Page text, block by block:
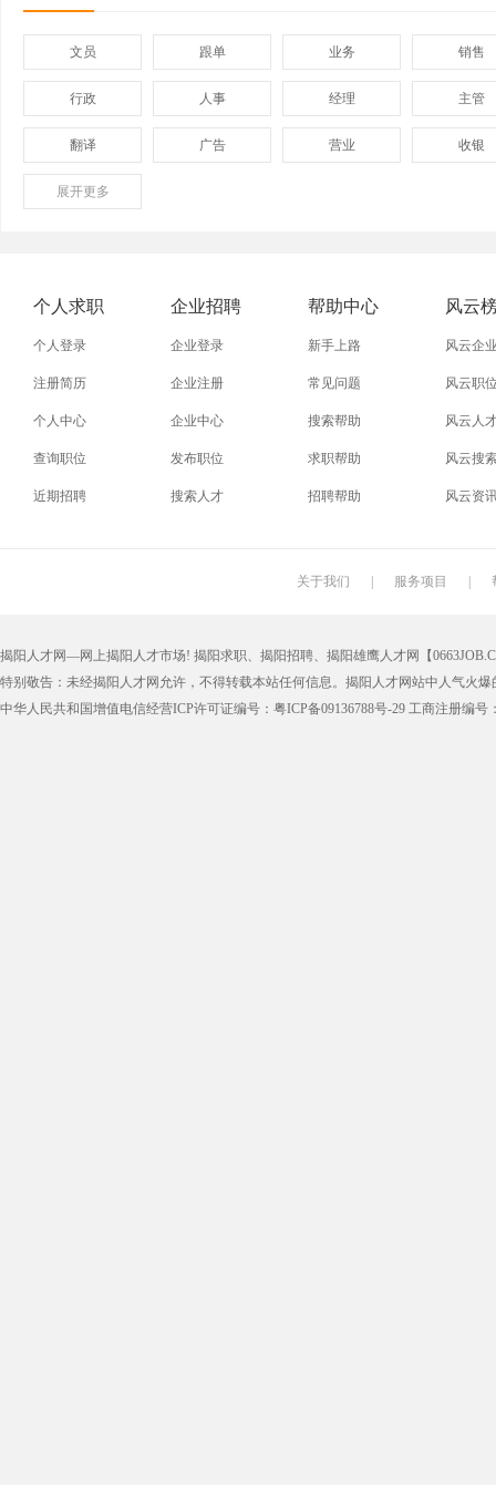
文员 跟单 业务 销售
行政 人事 经理 主管
翻译 广告 营业 收银
保险
展开更多
个人求职
个人登录
注册简历
个人中心
查询职位
近期招聘
企业招聘
企业登录
企业注册
企业中心
发布职位
搜索人才
帮助中心
新手上路
常见问题
搜索帮助
求职帮助
招聘帮助
风云
风云企
风云职
风云人
风云搜
风云资
关于我们 服务项目
揭阳人才网—网上揭阳人才市场! 揭阳求职、揭阳招聘、揭阳雄鹰人才网【
特别敬告：未经揭阳人才网允许，不得转载本站任何信息。揭阳人才网站中人气火
中华人民共和国增值电信经营ICP许可证编号：粤ICP备09136788号-29 工商注册编号